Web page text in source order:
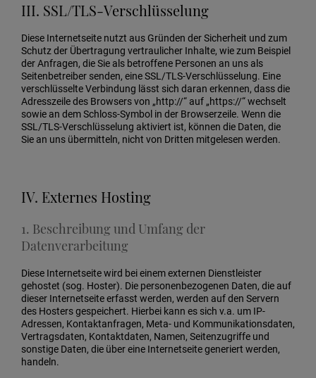
III. SSL/TLS-Verschlüsselung
Diese Internetseite nutzt aus Gründen der Sicherheit und zum
Schutz der Übertragung vertraulicher Inhalte, wie zum Beispiel
der Anfragen, die Sie als betroffene Personen an uns als
Seitenbetreiber senden, eine SSL/TLS-Verschlüsselung. Eine
verschlüsselte Verbindung lässt sich daran erkennen, dass die
Adresszeile des Browsers von „http://“ auf „https://“ wechselt
sowie an dem Schloss-Symbol in der Browserzeile. Wenn die
SSL/TLS-Verschlüsselung aktiviert ist, können die Daten, die
Sie an uns übermitteln, nicht von Dritten mitgelesen werden.
IV. Externes Hosting
1. Beschreibung und Umfang der
Datenverarbeitung
Diese Internetseite wird bei einem externen Dienstleister
gehostet (sog. Hoster). Die personenbezogenen Daten, die auf
dieser Internetseite erfasst werden, werden auf den Servern
des Hosters gespeichert. Hierbei kann es sich v.a. um IP-
Adressen, Kontaktanfragen, Meta- und Kommunikationsdaten,
Vertragsdaten, Kontaktdaten, Namen, Seitenzugriffe und
sonstige Daten, die über eine Internetseite generiert werden,
handeln.